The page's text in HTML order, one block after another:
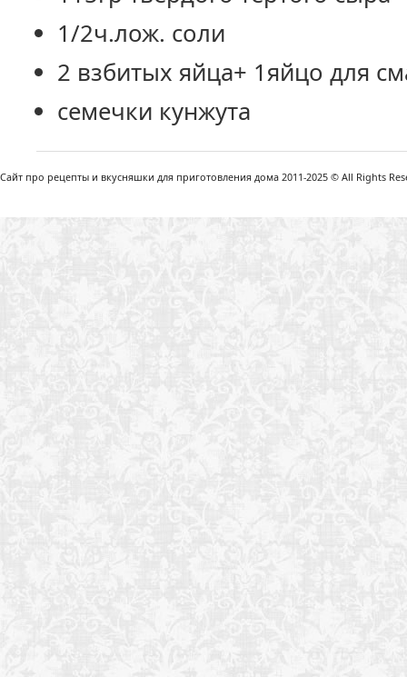
1/2ч.лож. соли
2 взбитых яйца+ 1яйцо для
семечки кунжута
Сайт про рецепты и вкусняшки для приготовления дома 2011-2025 © All Rights